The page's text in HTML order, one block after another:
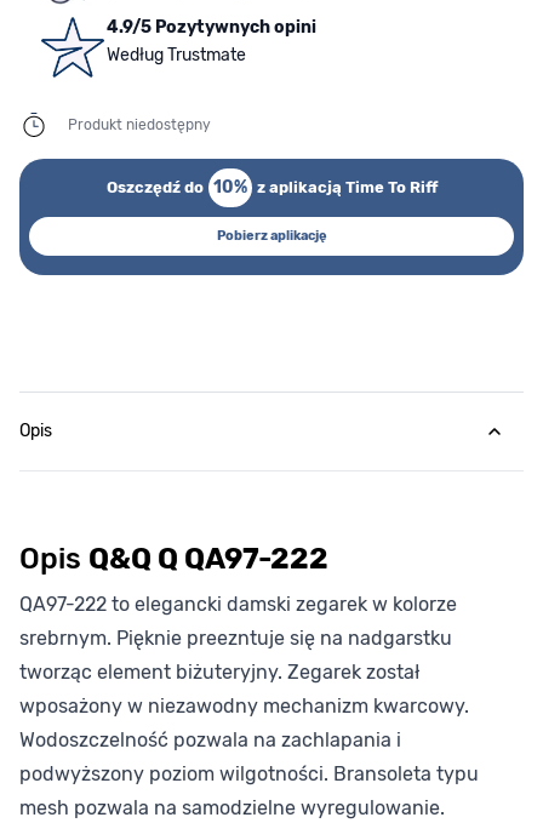
4.9/5 Pozytywnych opini
Według Trustmate
Produkt niedostępny
Oszczędź do 10% z aplikacją Time To Riff
Pobierz aplikację
Opis
Opis Q&Q Q QA97-222
QA97-222 to elegancki damski zegarek w kolorze
srebrnym. Pięknie preezntuje się na nadgarstku
tworząc element biżuteryjny. Zegarek został
wposażony w niezawodny mechanizm kwarcowy.
Wodoszczelność pozwala na zachlapania i
podwyższony poziom wilgotności. Bransoleta typu
mesh pozwala na samodzielne wyregulowanie.